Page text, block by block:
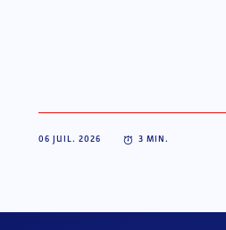
06 JUIL. 2026 3 MIN.